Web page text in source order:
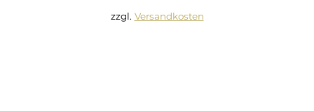
zzgl. Versandkosten